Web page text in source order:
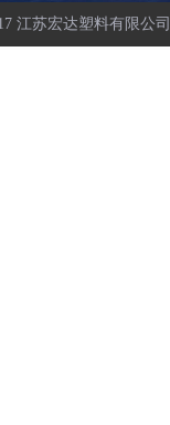
江苏宏达塑料有限公